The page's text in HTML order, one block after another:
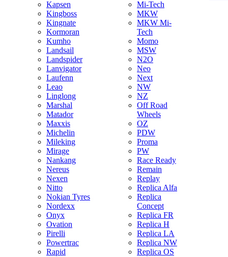
Kapsen
Kingboss
Kingnate
Kormoran
Kumho
Landsail
Landspider
Lanvigator
Laufenn
Leao
Linglong
Marshal
Matador
Maxxis
Michelin
Mileking
Mirage
Nankang
Nereus
Nexen
Nitto
Nokian Tyres
Nordexx
Onyx
Ovation
Pirelli
Powertrac
Rapid
Mi-Tech
MKW
MKW Mi-
Tech
Momo
MSW
N2O
Neo
Next
NW
NZ
Off Road
Wheels
OZ
PDW
Proma
PW
Race Ready
Remain
Replay
Replica Alfa
Replica
Concept
Replica FR
Replica H
Replica LA
Replica NW
Replica OS